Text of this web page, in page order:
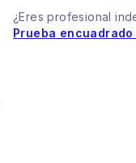
¿Eres profesional
Prueba